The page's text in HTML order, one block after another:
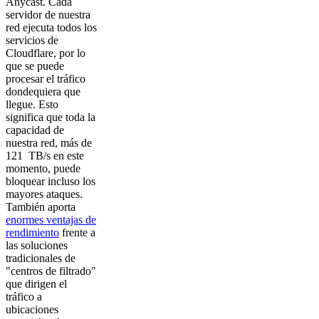
servidor de nuestra
red ejecuta todos los
servicios de
Cloudflare, por lo
que se puede
procesar el tráfico
dondequiera que
llegue. Esto
significa que toda la
capacidad de
nuestra red, más de
121 TB/s en este
momento, puede
bloquear incluso los
mayores ataques.
También aporta
enormes ventajas de
rendimiento frente a
las soluciones
tradicionales de
"centros de filtrado"
que dirigen el
tráfico a
ubicaciones